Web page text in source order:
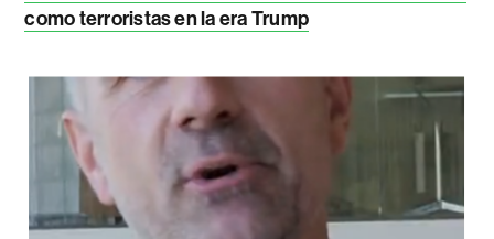
como terroristas en la era Trump